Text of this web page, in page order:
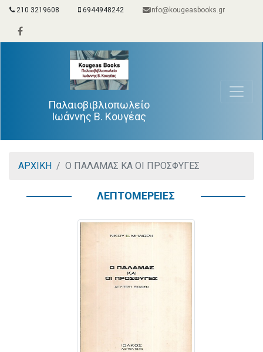
210 3219608 6944948242 info@kougeasbooks.gr
Παλαιοβιβλιοπωλείο
Ιωάννης Β. Κουγέας
ΑΡΧΙΚΗ Ο ΠΑΛΑΜΑΣ ΚΑ ΟΙ ΠΡΟΣΦΥΓΕΣ
ΛΕΠΤΟΜΕΡΕΙΕΣ